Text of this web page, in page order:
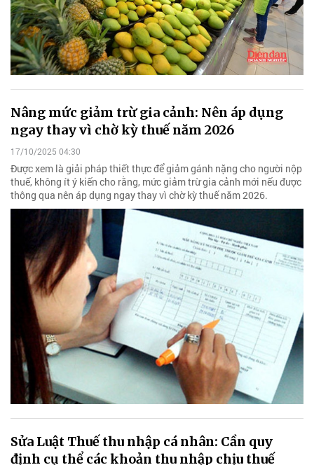
Nâng mức giảm trừ gia cảnh: Nên áp dụng
ngay thay vì chờ kỳ thuế năm 2026
17/10/2025 04:30
Được xem là giải pháp thiết thực để giảm gánh nặng cho người nộp
thuế, không ít ý kiến cho rằng, mức giảm trừ gia cảnh mới nếu được
thông qua nên áp dụng ngay thay vì chờ kỳ thuế năm 2026.
Sửa Luật Thuế thu nhập cá nhân: Cần quy
định cụ thể các khoản thu nhập chịu thuế